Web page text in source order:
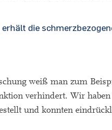
erhält die
weiß man zum
verhindert. Wir
und konnten